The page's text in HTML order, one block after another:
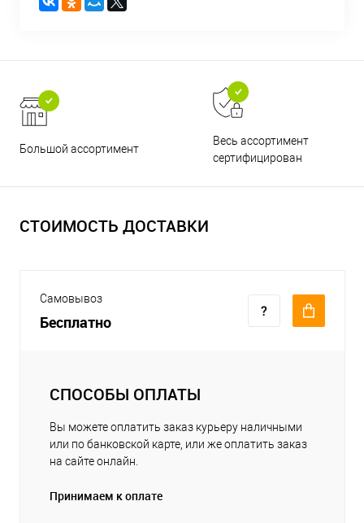
Большой ассортимент
Весь ассортимент
сертифицирован
СТОИМОСТЬ ДОСТАВКИ
Самовывоз
Бесплатно
СПОСОБЫ ОПЛАТЫ
Вы можете оплатить заказ курьеру наличными
или по банковской карте, или же оплатить заказ
на сайте онлайн.
Принимаем к оплате